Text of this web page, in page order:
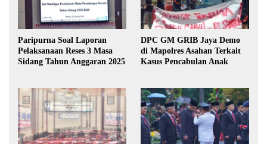
Paripurna Soal Laporan
Pelaksanaan Reses 3 Masa
Sidang Tahun Anggaran 2025
DPC GM GRIB Jaya Demo
di Mapolres Asahan Terkait
Kasus Pencabulan Anak